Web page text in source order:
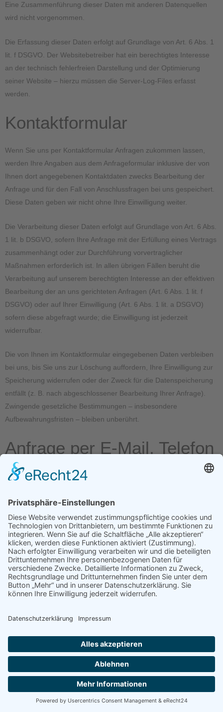
Eine Zusammenführung dieser Daten mit anderen Datenquellen
wird nicht vorgenommen.
Die Erfassung dieser Daten erfolgt auf Grundlage von Art. 6 Abs. 1
lit. f DSGVO. Der Websitebetreiber hat ein berechtigtes Interesse
an der technisch fehlerfreien Darstellung und der Optimierung
seiner Website – hierzu müssen die Server-Log-Files erfasst
werden.
Kontaktformular
Wenn Sie uns per Kontaktformular Anfragen zukommen lassen,
werden Ihre Angaben aus dem Anfrageformular inklusive der von
Ihnen dort angegebenen Kontaktdaten zwecks Bearbeitung der
Anfrage und für den Fall von Anschlussfragen bei uns gespeichert.
Diese Daten geben wir nicht ohne Ihre Einwilligung weiter.
Die Verarbeitung dieser Daten erfolgt auf Grundlage von Art. 6 Abs.
1 lit. b DSGVO, sofern Ihre Anfrage mit der Erfüllung eines Vertrags
zusammenhängt oder zur Durchführung vorvertraglicher
Maßnahmen erforderlich ist. In allen übrigen Fällen beruht die
Verarbeitung auf unserem berechtigten Interesse an der effektiven
Bearbeitung der an uns gerichteten Anfragen (Art. 6 Abs. 1 lit. f
DSGVO) oder auf Ihrer Einwilligung (Art. 6 Abs. 1 lit. a DSGVO)
sofern diese abgefragt wurde; die Einwilligung ist jederzeit
widerrufbar.
Die von Ihnen im Kontaktformular eingegebenen Daten verbleiben
bei uns, bis Sie uns zur Löschung auffordern, Ihre Einwilligung zur
Speicherung widerrufen oder der Zweck für die Datenspeicherung
entfällt (z. B. nach abgeschlossener Bearbeitung Ihrer Anfrage).
Zwingende gesetzliche Bestimmungen – insbesondere
Aufbewahrungsfristen – bleiben unberührt.
Anfrage per E-Mail, Telefon
oder Telefax
Wenn Sie uns per E-Mail, Telefon oder Telefax kontaktieren, wird
personenbezogenen Daten (Name, Anfrage) zum Zwecke der
Bearbeitung Ihres Anliegens bei uns gespeichert und verarbeitet.
Diese Daten geben wir nicht ohne Ihre Einwilligung weiter.
Die Verarbeitung dieser Daten erfolgt auf Grundlage von Art. 6 Abs.
1 lit. b DSGVO, sofern Ihre Anfrage mit der Erfüllung eines Vertrags
zusammenhängt oder zur Durchführung vorvertraglicher
Bearbeitung der an uns gerichteten Anfragen (Art. 6 Abs. 1 lit. f
DSGVO) oder auf Ihrer Einwilligung (Art. 6 Abs. 1 lit. a DSGVO)
sofern diese abgefragt wurde; die Einwilligung ist jederzeit
widerrufbar.
Die von Ihnen an uns per Kontaktanfragen übersandten Daten